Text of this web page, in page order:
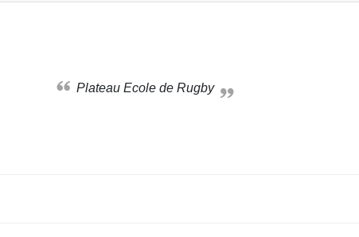
Plateau Ecole de Rugby